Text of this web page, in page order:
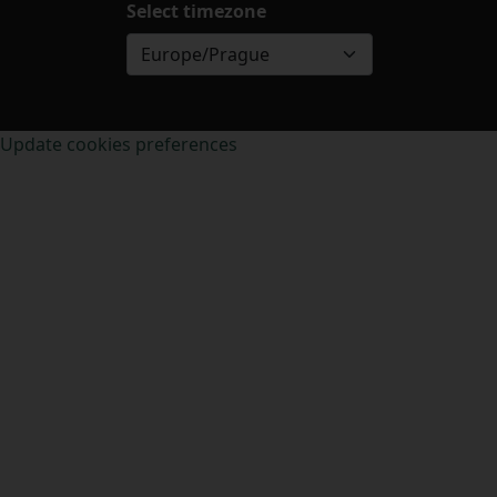
Select timezone
Europe/Prague
Update cookies preferences